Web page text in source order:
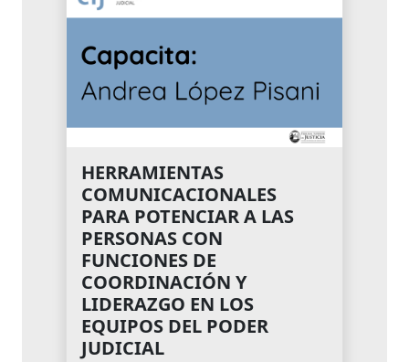
HERRAMIENTAS
COMUNICACIONALES
PARA POTENCIAR A LAS
PERSONAS CON
FUNCIONES DE
COORDINACIÓN Y
LIDERAZGO EN LOS
EQUIPOS DEL PODER
JUDICIAL